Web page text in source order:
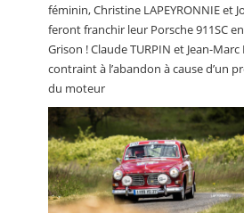
féminin, Christine LAPEYRONNIE et
feront franchir leur Porsche 911SC
Grison ! Claude TURPIN et Jean-Marc
contraint à l’abandon à cause d’un
du moteur